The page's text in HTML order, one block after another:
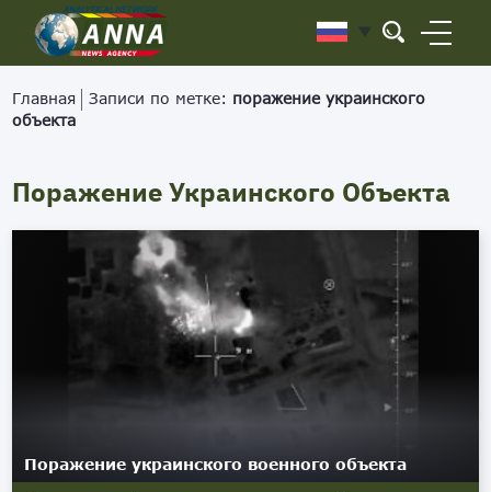
Главная Записи по метке: поражение украинского
объекта
Поражение Украинского Объекта
Поражение украинского военного объекта